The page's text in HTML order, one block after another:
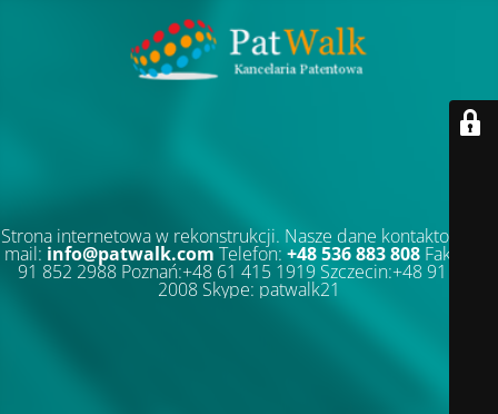
Strona internetowa w rekonstrukcji. Nasze dane kontaktowe: E-
mail: info@patwalk.com Telefon: +48 536 883 808 Faks:+48
91 852 2988 Poznań:+48 61 415 1919 Szczecin:+48 91 852
2008 Skype: patwalk21